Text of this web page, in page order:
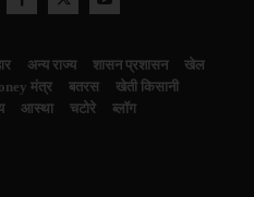
अन्य राज्य शासन प्रशासन
खेल
मंत्र बतरस
खेती किसानी
आस्था चटोरे ब्लॉग